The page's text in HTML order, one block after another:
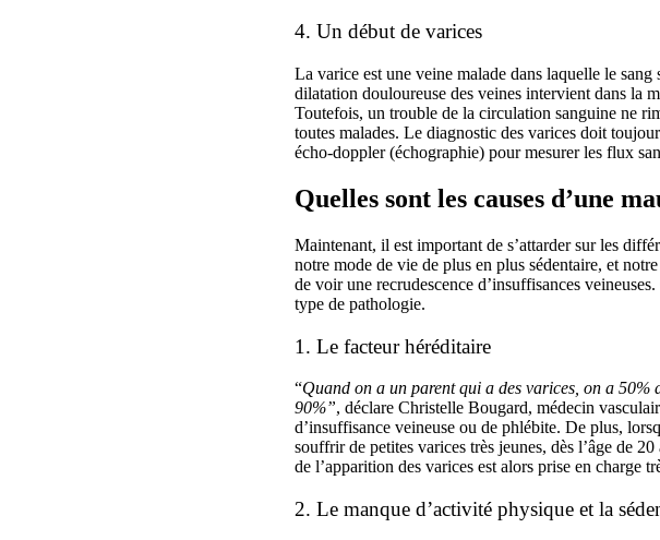
4. Un début de varices
La varice est une veine malade dans laquelle le
dilatation douloureuse des veines intervient dans la
Toutefois, un trouble de la circulation sanguine ne
toutes malades. Le diagnostic des varices doit
écho-doppler (échographie) pour mesurer les flux
Quelles sont les causes d’une
Maintenant, il est important de s’attarder sur les
notre mode de vie de plus en plus sédentaire, et
de voir une recrudescence d’insuffisances
type de pathologie.
1. Le facteur héréditaire
“Quand on a un parent qui a des varices, on a 50%
90%”, déclare Christelle Bougard, médecin
d’insuffisance veineuse ou de phlébite. De plus,
souffrir de petites varices très jeunes, dès l’âge de
de l’apparition des varices est alors prise en charge
2. Le manque d’activité physique et la